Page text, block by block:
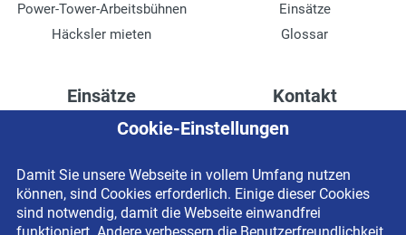
Power-Tower-Arbeitsbühnen
Häcksler mieten
Einsätze
Glossar
Einsätze
Höhenzugang für
Drainage verlegen
Fassadenreinigung
Terrasse anlegen
Kontakt
Kontaktformular
Impressum
Datenschutzerklärung
Newsletter-Anmeldung
Cookie-Einstellungen
Damit Sie unsere Webseite in vollem Umfang nutzen
können, sind Cookies erforderlich. Einige dieser Cookies
sind notwendig, damit die Webseite einwandfrei